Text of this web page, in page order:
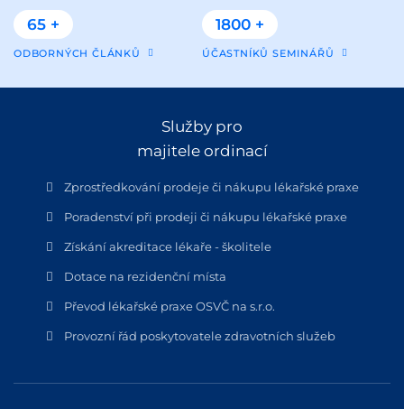
65 +
ODBORNÝCH ČLÁNKŮ
1800 +
ÚČASTNÍKŮ SEMINÁŘŮ
Služby pro
majitele ordinací
Zprostředkování prodeje či nákupu lékařské praxe
Poradenství při prodeji či nákupu lékařské praxe
Získání akreditace lékaře - školitele
Dotace na rezidenční místa
Převod lékařské praxe OSVČ na s.r.o.
Provozní řád poskytovatele zdravotních služeb